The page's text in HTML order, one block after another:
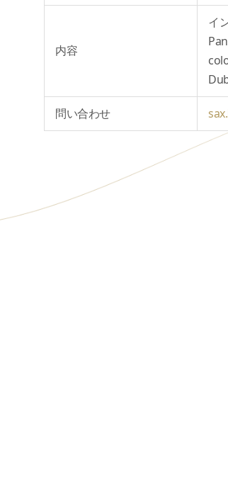
内容
イ
問い合わせ